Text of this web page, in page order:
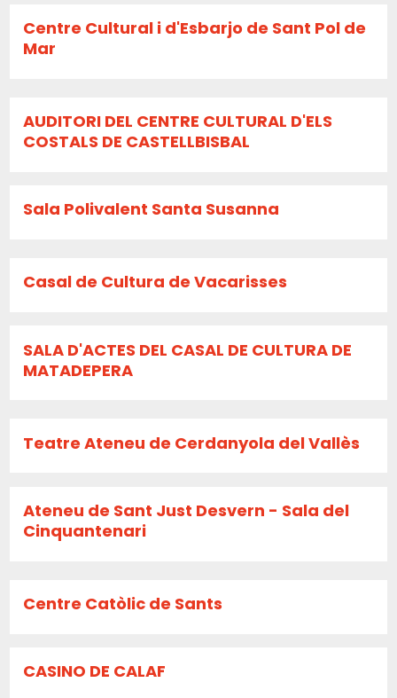
Centre Cultural i d'Esbarjo de Sant Pol de
Mar
AUDITORI DEL CENTRE CULTURAL D'ELS
COSTALS DE CASTELLBISBAL
Sala Polivalent Santa Susanna
Casal de Cultura de Vacarisses
SALA D'ACTES DEL CASAL DE CULTURA DE
MATADEPERA
Teatre Ateneu de Cerdanyola del Vallès
Ateneu de Sant Just Desvern - Sala del
Cinquantenari
Centre Catòlic de Sants
CASINO DE CALAF